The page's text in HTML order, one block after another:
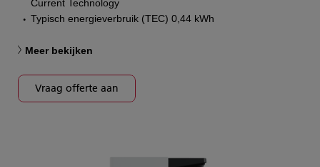
Current Technology
Typisch energieverbruik (TEC) 0,44 kWh
Meer bekijken
Vraag offerte aan